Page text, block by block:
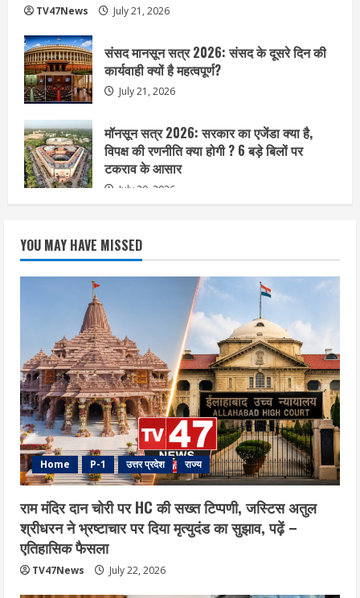
TV47News July 21, 2026
संसद मानसून सत्र 2026: संसद के दूसरे दिन की
कार्यवाही क्यों है महत्वपूर्ण?
July 21, 2026
मॉनसून सत्र 2026: सरकार का एजेंडा क्या है,
विपक्ष की रणनीति क्या होगी ? 6 बड़े बिलों पर
टकराव के आसार
July 20, 2026
YOU MAY HAVE MISSED
Home P-1 उत्तर प्रदेश राज्य
राम मंदिर दान चोरी पर HC की सख्त टिप्पणी, जस्टिस अतुल
श्रीधरन ने भ्रष्टाचार पर द‍िया मृत्युदंड का सुझाव, पढ़ें –
एत‍िहास‍िक फैसला
TV47News July 22, 2026